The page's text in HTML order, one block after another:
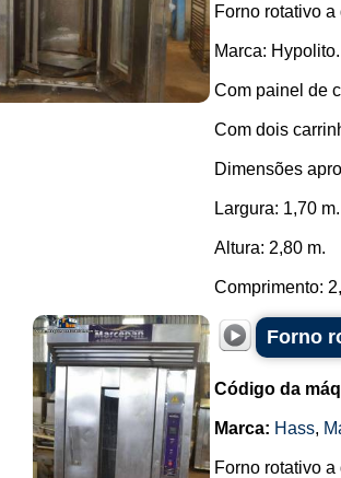
Forno rotativo
Marca: Hypolito.
Com painel de
Com dois
Dimensões
Largura: 1,70 m.
Altura: 2,80 m.
Comprimento:
Forno
Código da
Marca: Hass,
Forno rotativo a